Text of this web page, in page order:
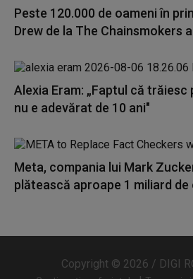
Peste 120.000 de oameni în
Drew de la The Chainsmokers
Alexia Eram: „Faptul că trăiesc
nu e adevărat de 10 ani"
Meta, compania lui Mark
plătească aproape 1 miliard de
Copyright © 2026 / DIGI